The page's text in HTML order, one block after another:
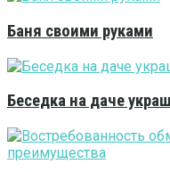
Баня своими руками
Беседка на даче